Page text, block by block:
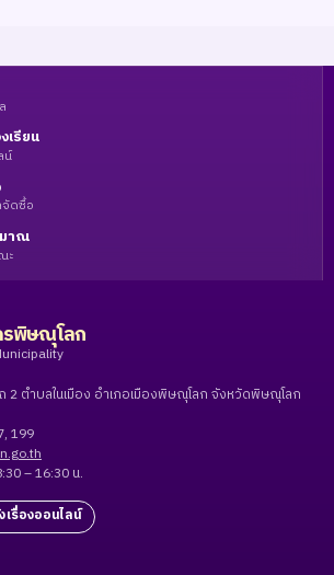
เรียน
น์
จัดซื้อ
าณ
ะ
รพิษณุโลก
2 ตำบลในเมือง อำเภอเมืองพิษณุโลก จังหวัดพิษณุโลก
199
– 16:30 น.
เรื่องออนไลน์